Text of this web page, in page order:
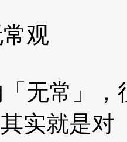
观
无常」，
实就是对